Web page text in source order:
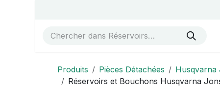
Produits Pièces Détachées
Husqvarna
Réservoirs et Bouchons Husqvarna